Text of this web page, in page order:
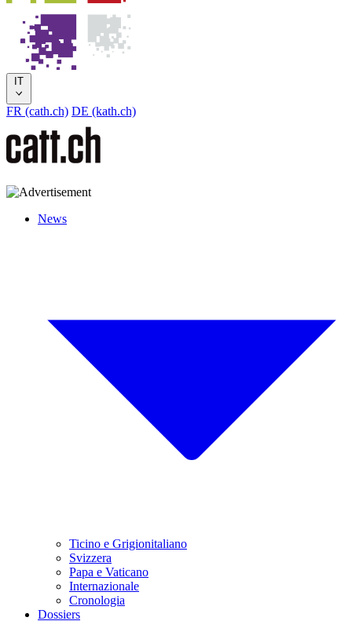
IT
FR (cath.ch) DE (kath.ch)
News
Ticino e Grigionitaliano
Svizzera
Papa e Vaticano
Internazionale
Cronologia
Dossiers